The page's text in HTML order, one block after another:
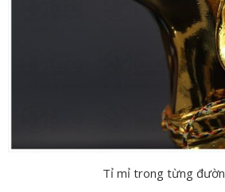
Tỉ mỉ trong từng